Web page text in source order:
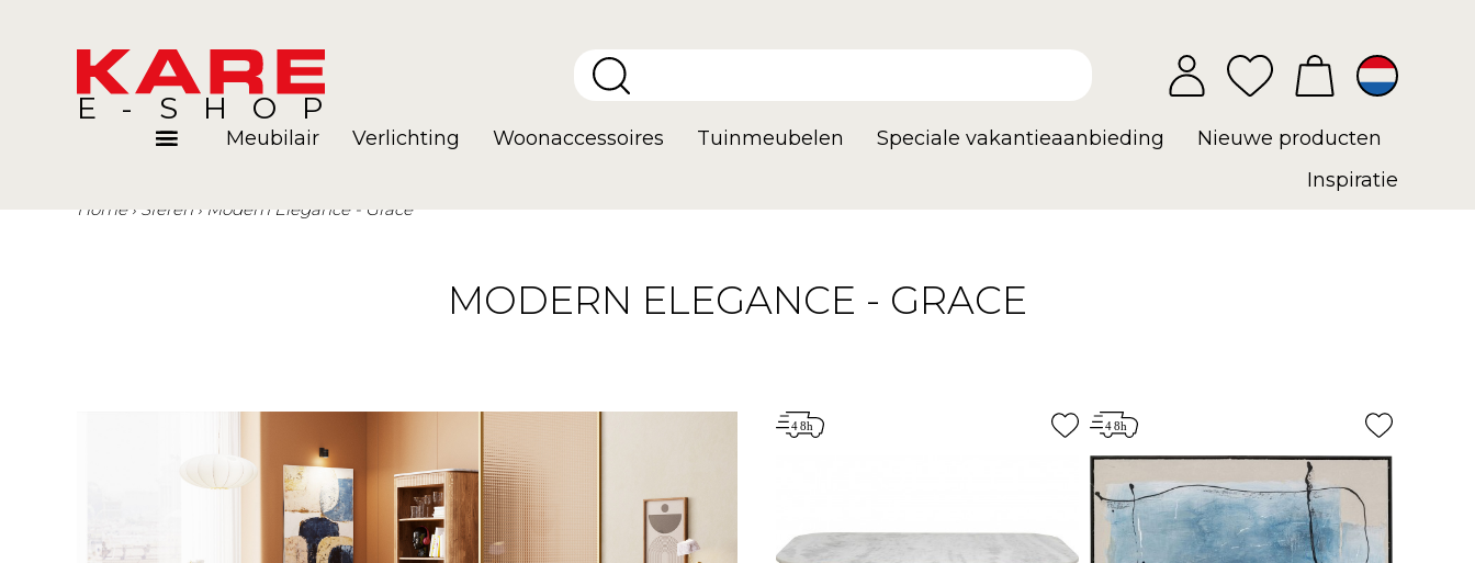
E-SHOP
Meubilair Verlichting Woonaccessoires Tuinmeubelen Speciale vakantieaanbieding
Nieuwe producten
Inspiratie
Home Sferen Modern Elegance - Grace
MODERN ELEGANCE - GRACE